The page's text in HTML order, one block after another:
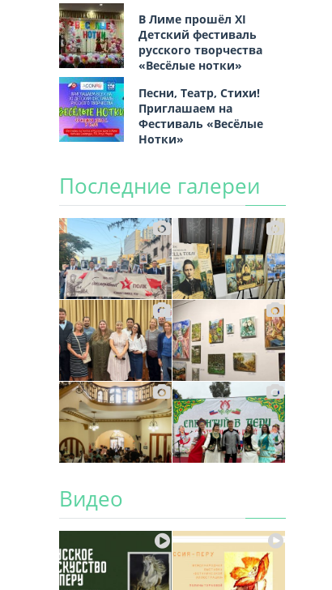
В Лиме прошёл XI
Детский фестиваль
русского творчества
«Весёлые нотки»
Песни, Театр, Стихи!
Приглашаем на
Фестиваль «Весёлые
Нотки»
Последние галереи
Видео